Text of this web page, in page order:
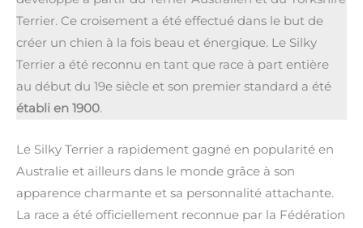
Terrier. Ce croisement a été effectué dans le but de
créer un chien à la fois beau et énergique. Le Silky
Terrier a été reconnu en tant que race à part entière
au début du 19e siècle et son premier standard a été
établi en 1900.
Le Silky Terrier a rapidement gagné en popularité en
Australie et ailleurs dans le monde grâce à son
apparence charmante et sa personnalité attachante.
La race a été officiellement reconnue par la Fédération